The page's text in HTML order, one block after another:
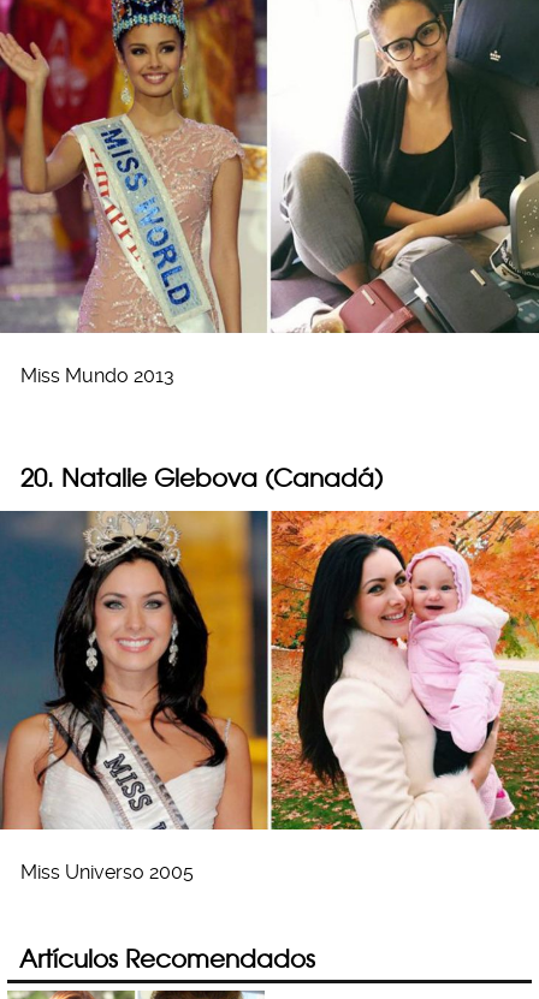
Miss Mundo 2013
20. Natalie Glebova (Canadá)
Miss Universo 2005
Artículos Recomendados